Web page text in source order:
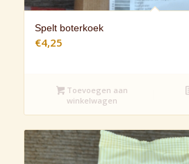
Spelt boterkoek
€4,25
Toevoegen aan
winkelwagen